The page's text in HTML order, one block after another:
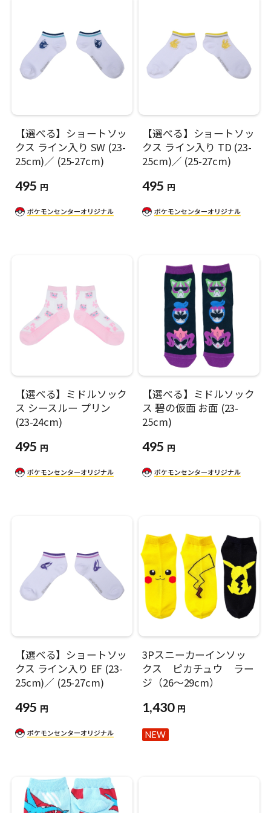
【選べる】ショートソッ
クス ライン入り SW (23-
25cm)／ (25-27cm)
495 円
【選べる】ショートソッ
クス ライン入り TD (23-
25cm)／ (25-27cm)
495 円
【選べる】ミドルソック
ス シースルー プリン
(23-24cm)
495 円
【選べる】ミドルソック
ス 碧の仮面 お面 (23-
25cm)
495 円
【選べる】ショートソッ
クス ライン入り EF (23-
25cm)／ (25-27cm)
495 円
3Pスニーカーインソッ
クス ピカチュウ ラー
ジ（26〜29cm）
1,430 円
NEW